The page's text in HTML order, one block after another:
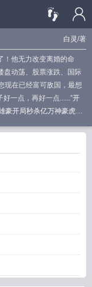
白灵/著
！他无力改变离婚的命
盘动荡、股票涨跌、国际
现在已经富可敌国，最想
一点，再好一点......”开
豪开局秒杀亿万神豪虎
阅读 最新章节 无弹窗
顶级的
豪雄开局秒赚10亿
更新